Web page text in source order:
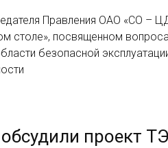
Правления ОАО «СО –
столе», посвященном
безопасной
проект